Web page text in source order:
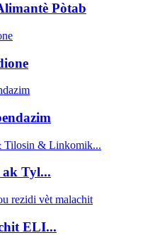
Pòtab
Tyl...
ELI...